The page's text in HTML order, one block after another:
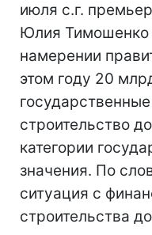
июля с.г.
Юлия Тимошенко
намерении
этом году 20
строительство
категории
значения. По
ситуация с
строительства